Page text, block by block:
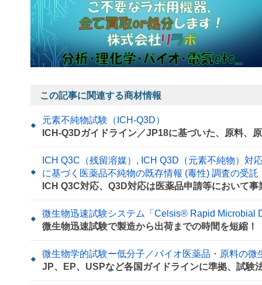
この記事に関連する商材情報
元素不純物試験（ICH-Q3D）
ICH-Q3Dガイドライン／JP18に基づいた、原料、
ICH Q3C（残留溶媒）, ICH Q3D（元素不純物）対
に基づく医薬品不純物の既存情報 (毒性) 調査の受託
ICH Q3C対応、Q3D対応は医薬品申請等において
微生物迅速試験システム「Celsis® Rapid Microbial
微生物迅速試験で製造から出荷までの時間を短縮！
微生物学的試験ー低分子／バイオ医薬品・原料の微
JP、EP、USPなど各国ガイドラインに準拠、試験